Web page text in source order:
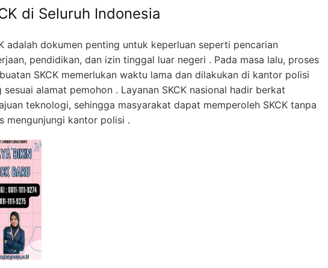
di Seluruh Indonesia
adalah dokumen penting untuk keperluan seperti pencarian
pendidikan, dan izin tinggal luar negeri . Pada masa lalu, proses
SKCK memerlukan waktu lama dan dilakukan di kantor polisi
sesuai alamat pemohon . Layanan SKCK nasional hadir berkat
teknologi, sehingga masyarakat dapat memperoleh SKCK tanpa
mengunjungi kantor polisi .